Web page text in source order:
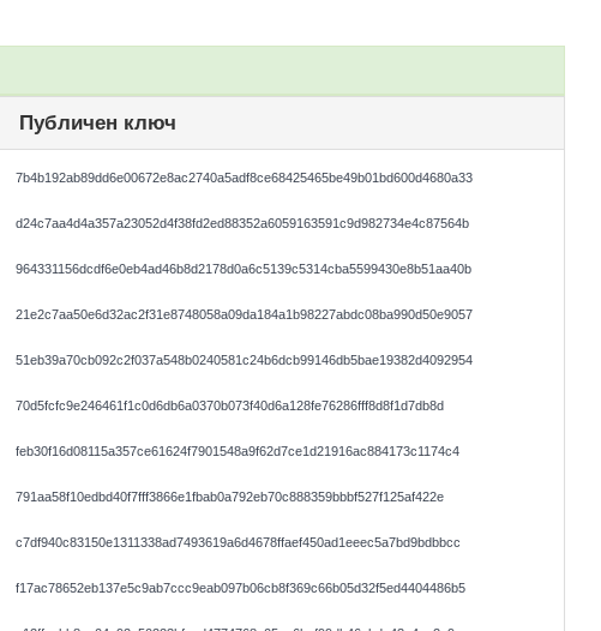
Публичен ключ
7b4b192ab89dd6e00672e8ac2740a5adf8ce68425465be49b01bd600d4680a33
d24c7aa4d4a357a23052d4f38fd2ed88352a6059163591c9d982734e4c87564b
964331156dcdf6e0eb4ad46b8d2178d0a6c5139c5314cba5599430e8b51aa40b
21e2c7aa50e6d32ac2f31e8748058a09da184a1b98227abdc08ba990d50e9057
51eb39a70cb092c2f037a548b0240581c24b6dcb99146db5bae19382d4092954
70d5fcfc9e246461f1c0d6db6a0370b073f40d6a128fe76286fff8d8f1d7db8d
feb30f16d08115a357ce61624f7901548a9f62d7ce1d21916ac884173c1174c4
791aa58f10edbd40f7fff3866e1fbab0a792eb70c888359bbbf527f125af422e
c7df940c83150e1311338ad7493619a6d4678ffaef450ad1eeec5a7bd9bdbbcc
f17ac78652eb137e5c9ab7ccc9eab097b06cb8f369c66b05d32f5ed4404486b5